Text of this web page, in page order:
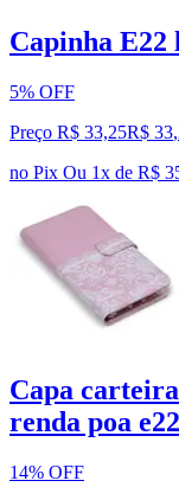
Capinha E22
5% OFF
Preço R$ 33,25R$ 33,
no Pix Ou 1x de R$
Capa
renda poa
14% OFF